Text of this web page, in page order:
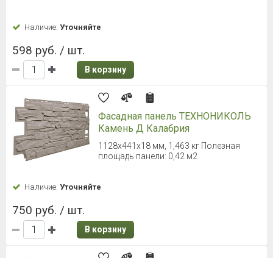
Наличие: Уточняйте
598 руб. / шт.
В корзину
Фасадная панель ТЕХНОНИКОЛЬ
Камень Д Калабрия
1128х441х18 мм, 1,463 кг Полезная
площадь панели: 0,42 м2
Наличие: Уточняйте
750 руб. / шт.
В корзину